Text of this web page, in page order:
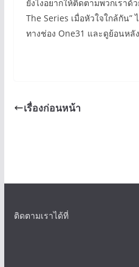
ยังไงอยากให้ติดตามพวกเราด้
The Series เมื่อหัวใจใกล้กัน”
ทางช่อง One31 และดูย้อนหลั
เรื่องก่อนหน้า
ติดตามเราได้ที่